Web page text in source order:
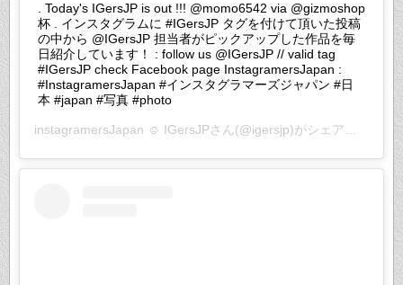
. Today's IGersJP is out !!! @momo6542 via @gizmoshop
杯 . インスタグラムに #IGersJP タグを付けて頂いた投稿
の中から @IGersJP 担当者がピックアップした作品を毎
日紹介しています！ : follow us @IGersJP // valid tag
#IGersJP check Facebook page InstagramersJapan :
#InstagramersJapan #インスタグラマーズジャパン #日
本 #japan #写真 #photo
instagramersJapan ☺︎ IGersJPさん(@igersjp)がシェアした投稿 –